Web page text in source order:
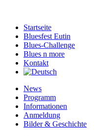
Startseite
Bluesfest Eutin
Blues-Challenge
Blues n more
Kontakt
News
Programm
Informationen
Anmeldung
Bilder & Geschichte